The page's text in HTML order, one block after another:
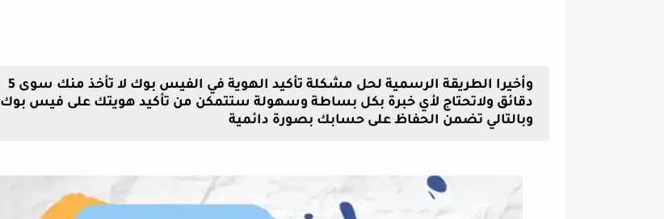
وأخيرا الطريقة الرسمية لحل مشكلة تأكيد الهوية في الفيس بوك لا تأخذ منك سوى 5
دقائق ولاتحتاج لأي خبرة بكل بساطة وسهولة ستتمكن من تأكيد هويتك على فيس بوك
وبالتالي تضمن الحفاظ على حسابك بصورة دائمية